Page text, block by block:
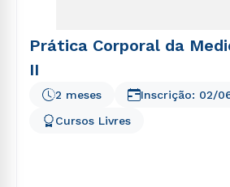
Prática Corporal da
II
2 meses
Cursos Livres
Inscrição: 02/